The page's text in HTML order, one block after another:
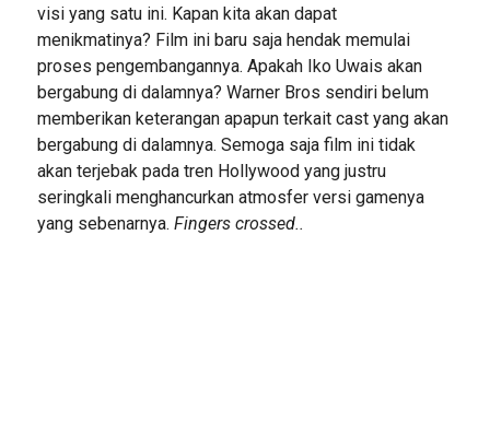
visi yang satu ini. Kapan kita akan dapat
menikmatinya? Film ini baru saja hendak memulai
proses pengembangannya. Apakah Iko Uwais akan
bergabung di dalamnya? Warner Bros sendiri belum
memberikan keterangan apapun terkait cast yang akan
bergabung di dalamnya. Semoga saja film ini tidak
akan terjebak pada tren Hollywood yang justru
seringkali menghancurkan atmosfer versi gamenya
yang sebenarnya. Fingers crossed..